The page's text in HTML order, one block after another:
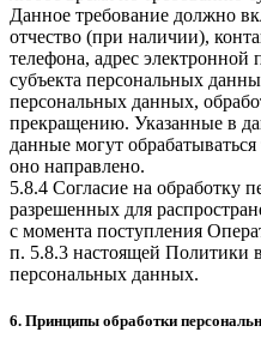
Данное требование должно
отчество (при наличии),
телефона, адрес
субъекта персональных
персональных данных,
прекращению. Указанные в
данные могут
оно направлено.
5.8.4 Согласие на обработку
разрешенных для
с момента поступления
п. 5.8.3 настоящей Политики
персональных данных.
6. Принципы обработки